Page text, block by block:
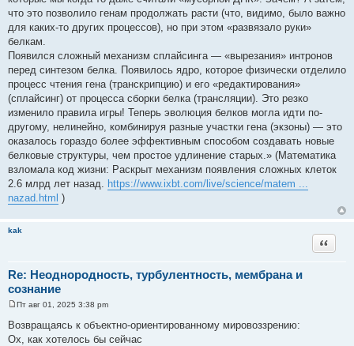
что это позволило генам продолжать расти (что, видимо, было важно
для каких-то других процессов), но при этом «развязало руки»
белкам.
Появился сложный механизм сплайсинга — «вырезания» интронов
перед синтезом белка. Появилось ядро, которое физически отделило
процесс чтения гена (транскрипцию) и его «редактирования»
(сплайсинг) от процесса сборки белка (трансляции). Это резко
изменило правила игры! Теперь эволюция белков могла идти по-
другому, нелинейно, комбинируя разные участки гена (экзоны) — это
оказалось гораздо более эффективным способом создавать новые
белковые структуры, чем простое удлинение старых.» (Математика
взломала код жизни: Раскрыт механизм появления сложных клеток
2.6 млрд лет назад. https://www.ixbt.com/live/science/matem ...
nazad.html )
kak
Re: Неоднородность, турбулентность, мембрана и
сознание
Цитата
о
б
Пт авг 01, 2025 3:38 pm
Возвращаясь к объектно-ориентированному мировоззрению:
Ох, как хотелось бы сейчас